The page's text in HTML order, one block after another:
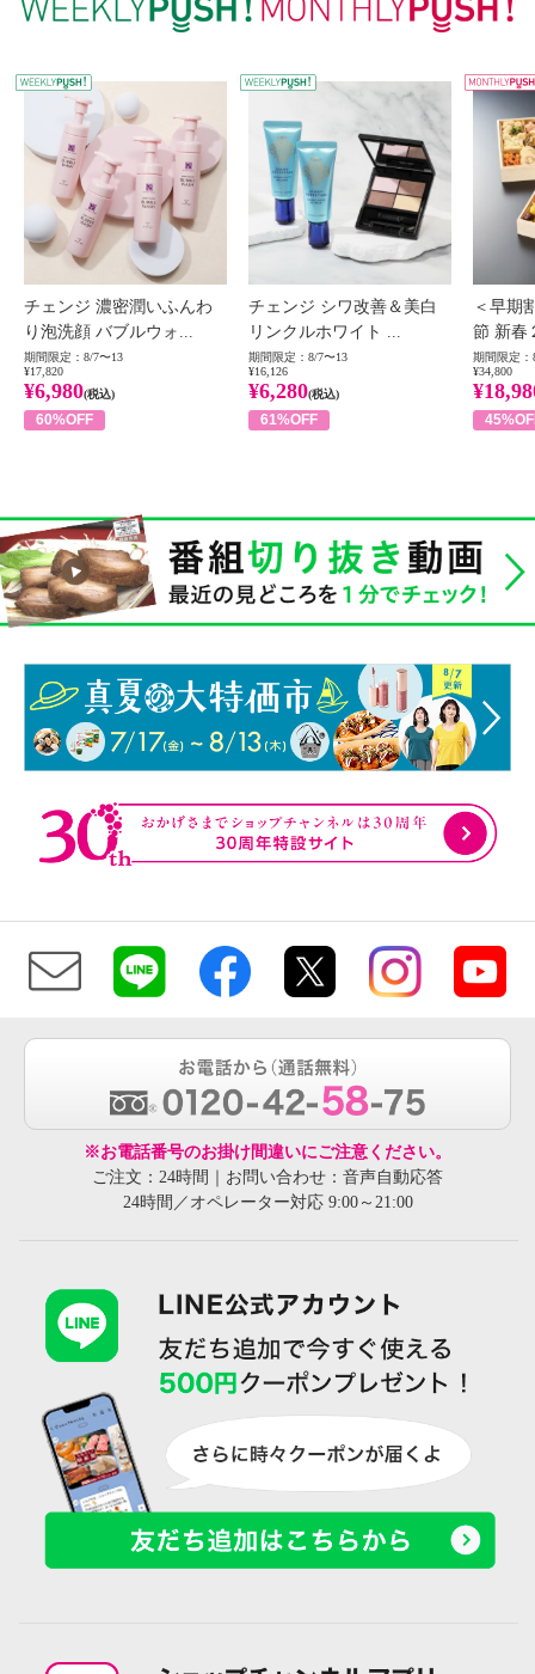
WEEKLY PUSH
チェンジ 濃密潤いふんわ
り泡洗顔 バブルウォ...
期間限定：8/7〜13
¥17,820
¥6,980(税込)
60%OFF
チェンジ シワ改善＆美白
リンクルホワイト ...
期間限定：8/7〜13
¥16,126
¥6,280(税込)
61%OFF
＜早期
節 新春
期間限定：
¥34,800
※お電話番号のお掛け間違いにご注意ください。
ご注文：24時間｜お問い合わせ：音声自動応答
24時間／オペレーター対応 9:00～21:00